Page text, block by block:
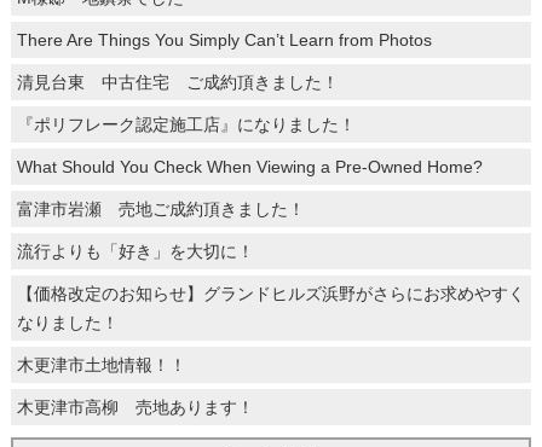
There Are Things You Simply Can’t Learn from Photos
清見台東 中古住宅 ご成約頂きました！
『ポリフレーク認定施工店』になりました！
What Should You Check When Viewing a Pre-Owned Home?
富津市岩瀬 売地ご成約頂きました！
流行よりも「好き」を大切に！
【価格改定のお知らせ】グランドヒルズ浜野がさらにお求めやすく
なりました！
木更津市土地情報！！
木更津市高柳 売地あります！